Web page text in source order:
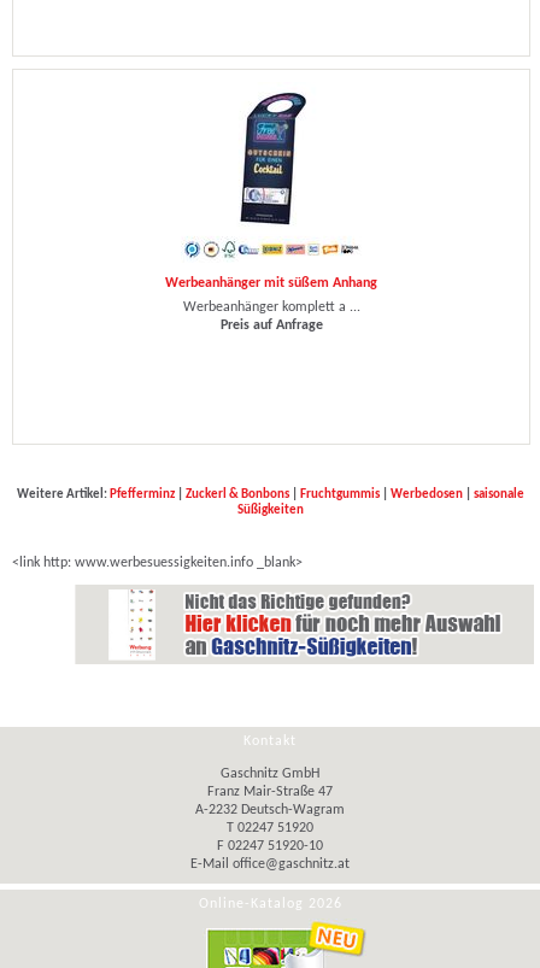
Werbeanhänger mit süßem Anhang
Werbeanhänger komplett a ...
Preis auf Anfrage
Weitere Artikel: Pfefferminz| Zuckerl & Bonbons| Fruchtgummis| Werbedosen| saisonale
Süßigkeiten
<link http: www.werbesuessigkeiten.info _blank>
Kontakt
Gaschnitz GmbH
Franz Mair-Straße 47
A-2232 Deutsch-Wagram
T 02247 51920
F 02247 51920-10
E-Mail office@gaschnitz.at
Online-Katalog 2026